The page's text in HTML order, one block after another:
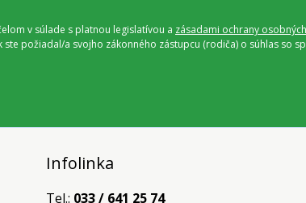
v súlade s platnou legislatívou a zásadami ochrany
požiadal/a svojho zákonného zástupcu (rodiča) o súhlas so
Infolinka
Tel.: 033 / 641 25 74